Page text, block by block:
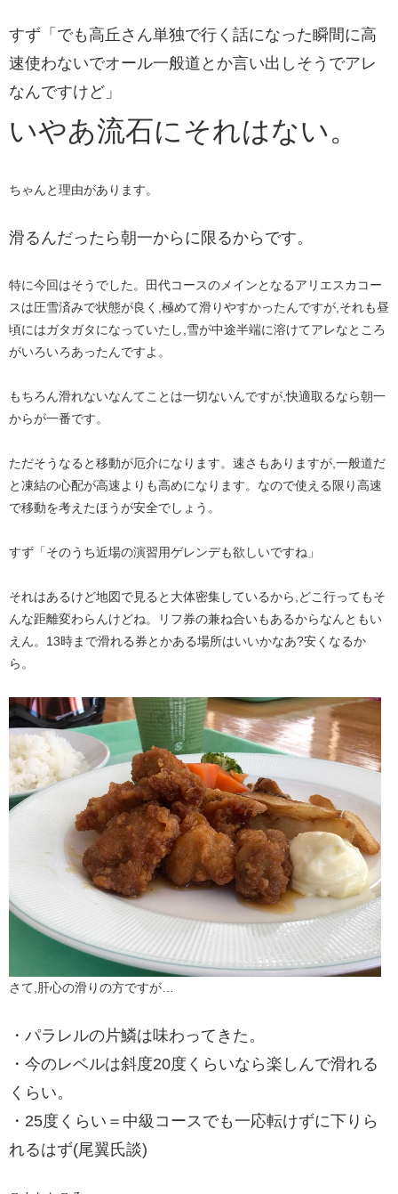
すず「でも高丘さん単独で行く話になった瞬間に高
速使わないでオール一般道とか言い出しそうでアレ
なんですけど」
いやあ流石にそれはない。
ちゃんと理由があります。​​
滑るんだったら朝一からに限るからです。
特に今回はそうでした。​田代コースのメインとなるアリエスカコー
スは圧雪済みで状態が良く,極めて滑りやすかったんですが,それも昼
頃にはガタガタになっていたし,雪が中途半端に溶けてアレなところ
がいろいろあったんですよ。
もちろん滑れないなんてことは一切ないんですが,快適取るなら朝一
からが一番です。
ただそうなると移動が厄介になります。速さもありますが,一般道だ
と凍結の心配が高速よりも高めになります。なので使える限り高速
で移動を考えたほうが安全でしょう。
すず「そのうち近場の演習用ゲレンデも欲しいですね」
それはあるけど地図で見ると大体密集しているから,どこ行ってもそ
んな距離変わらんけどね。リフ券の兼ね合いもあるからなんともい
えん。13時まで滑れる券とかある場所はいいかなあ?安くなるか
ら。
さて,肝心の滑りの方ですが…
・パラレルの片鱗は味わってきた。
・今のレベルは斜度20度くらいなら楽しんで滑れる
くらい。
・25度くらい＝中級コースでも一応転けずに下りら
れるはず(尾翼氏談)